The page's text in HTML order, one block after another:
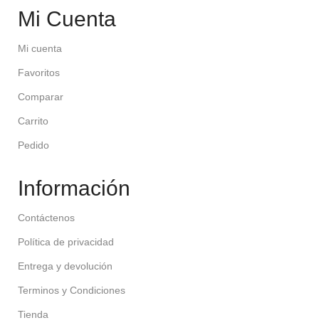
Mi Cuenta
Mi cuenta
Favoritos
Comparar
Carrito
Pedido
Información
Contáctenos
Política de privacidad
Entrega y devolución
Terminos y Condiciones
Tienda